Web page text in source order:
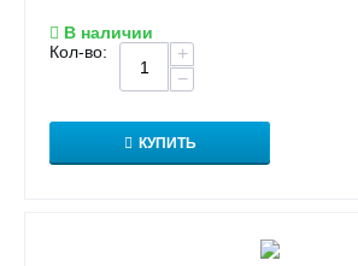
В наличии
Кол-во:
+
−
КУПИТЬ